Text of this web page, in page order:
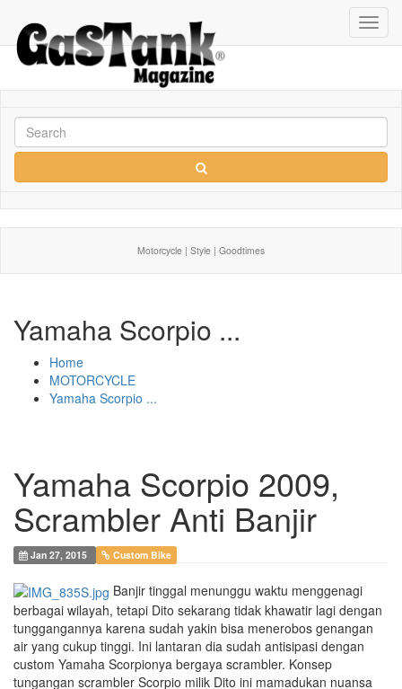
Motorcycle | Style | Goodtimes
Yamaha Scorpio ...
Home
MOTORCYCLE
Yamaha Scorpio ...
Yamaha Scorpio 2009,
Scrambler Anti Banjir
Jan 27, 2015 Custom Bike
Banjir tinggal menunggu waktu menggenagi
berbagai wilayah, tetapi Dito sekarang tidak khawatir lagi dengan
tunggangannya karena sudah yakin bisa menerobos genangan
air yang cukup tinggi. Ini lantaran dia sudah antisipasi dengan
custom Yamaha Scorpionya bergaya scrambler. Konsep
tungangan scrambler Scorpio milik Dito ini mamadukan nuansa